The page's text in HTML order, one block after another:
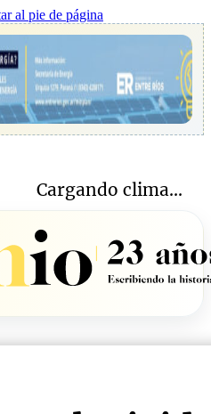
al pie de página
Cargando clima...